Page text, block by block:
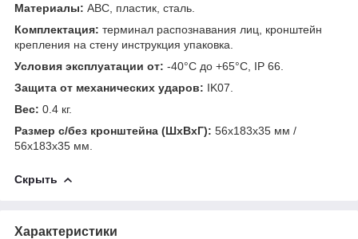
Материалы: АВС, пластик, сталь.
Комплектация: терминал распознавания лиц, кронштейн
крепления на стену инструкция упаковка.
Условия эксплуатации от: -40°С до +65°C, IP 66.
Защита от механических ударов: IK07.
Вес: 0.4 кг.
Размер с/без кронштейна (ШхВхГ): 56х183х35 мм /
56х183х35 мм.
Скрыть
Характеристики